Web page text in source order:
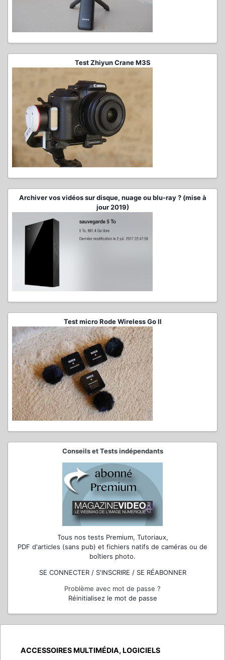
Test Zhiyun Crane M3S
Archiver vos vidéos sur disque, nuage ou blu-ray ? (mise à
jour 2019)
Test micro Rode Wireless Go II
Conseils et Tests indépendants
Tous nos tests Premium, Tutoriaux,
PDF d'articles (sans pub) et fichiers natifs de caméras ou de
boîtiers photo.
SE CONNECTER / S'INSCRIRE / SE RÉABONNER
Problème avec mot de passe ?
Réinitialisez le mot de passe
ACCESSOIRES MULTIMÉDIA, LOGICIELS